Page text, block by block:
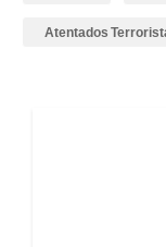
Atentados